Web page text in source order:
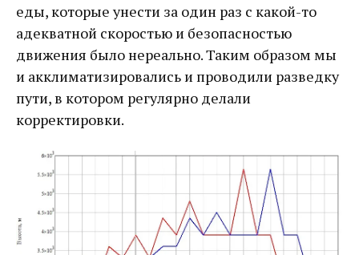
еды, которые унести за один раз с какой-то
адекватной скоростью и безопасностью
движения было нереально. Таким образом мы
и акклиматизировались и проводили разведку
пути, в котором регулярно делали
корректировки.